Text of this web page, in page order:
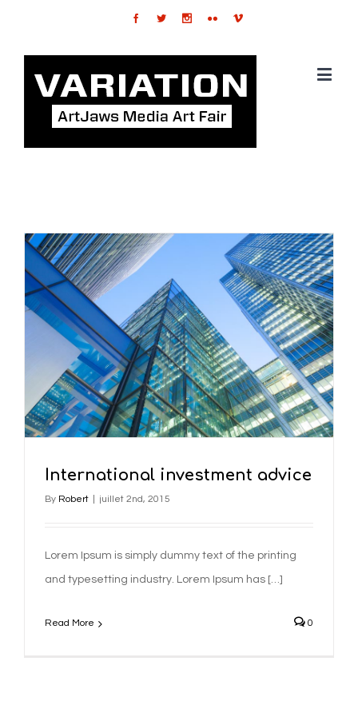
International investment advice
By Robert juillet 2nd, 2015
Lorem Ipsum is simply dummy text of the printing
and typesetting industry. Lorem Ipsum has […]
Read More 0